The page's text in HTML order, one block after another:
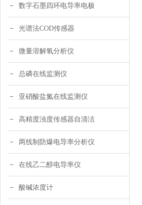
数字石墨四环电导率电极
光谱法COD传感器
微量溶解氧分析仪
总磷在线监测仪
亚硝酸盐氮在线监测仪
高精度浊度传感器自清洁
两线制防爆电导率分析仪
在线乙二醇电导率仪
酸碱浓度计